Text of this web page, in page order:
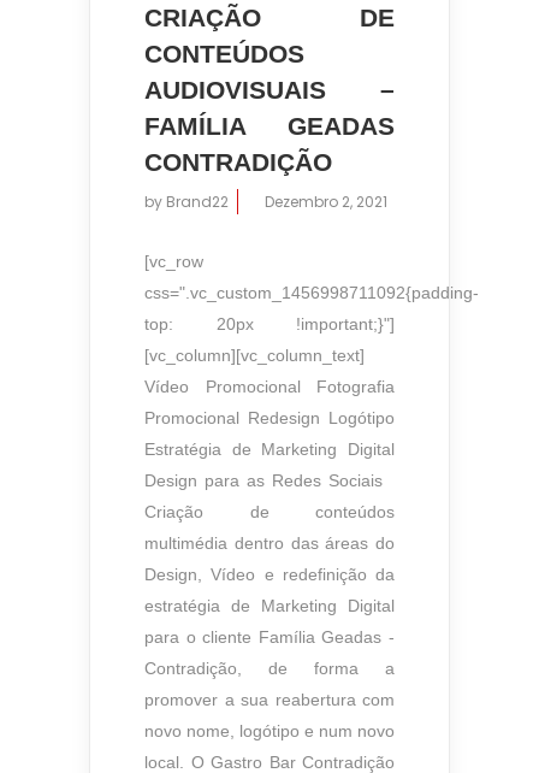
CRIAÇÃO DE
CONTEÚDOS
AUDIOVISUAIS –
FAMÍLIA GEADAS
CONTRADIÇÃO
by Brand22 Dezembro 2, 2021
[vc_row
css=".vc_custom_1456998711092{padding-
top: 20px !important;}"]
[vc_column][vc_column_text]
Vídeo Promocional Fotografia
Promocional Redesign Logótipo
Estratégia de Marketing Digital
Design para as Redes Sociais
Criação de conteúdos
multimédia dentro das áreas do
Design, Vídeo e redefinição da
estratégia de Marketing Digital
para o cliente Família Geadas -
Contradição, de forma a
promover a sua reabertura com
novo nome, logótipo e num novo
local. O Gastro Bar Contradição